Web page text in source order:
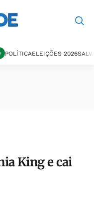
POLÍTICAELEIÇÕES 2026
King e cai